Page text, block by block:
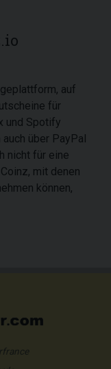
auf
für
und Spotify
über PayPal
nicht für eine
mit denen
können,